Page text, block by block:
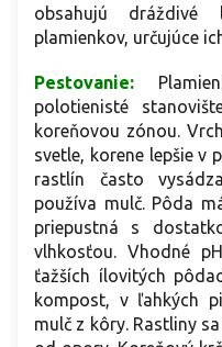
obsahujú
plamienkov, určujúce
Pestovanie:
polotienisté
koreňovou zónou.
svetle, korene lepšie v
rastlín často
používa mulč. Pôda
priepustná s
vlhkosťou. Vhodné
ťažších ílovitých
kompost, v ľahkých
mulč z kôry. Rastliny